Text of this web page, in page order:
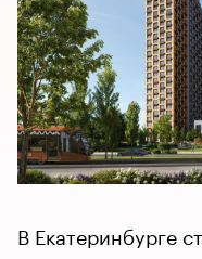
В Екатеринбурге